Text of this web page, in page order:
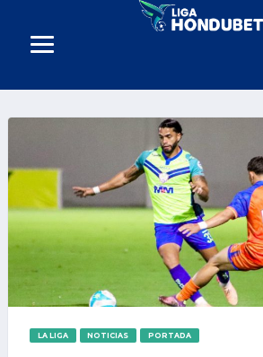
LA LIGA NOTICIAS PORTADA